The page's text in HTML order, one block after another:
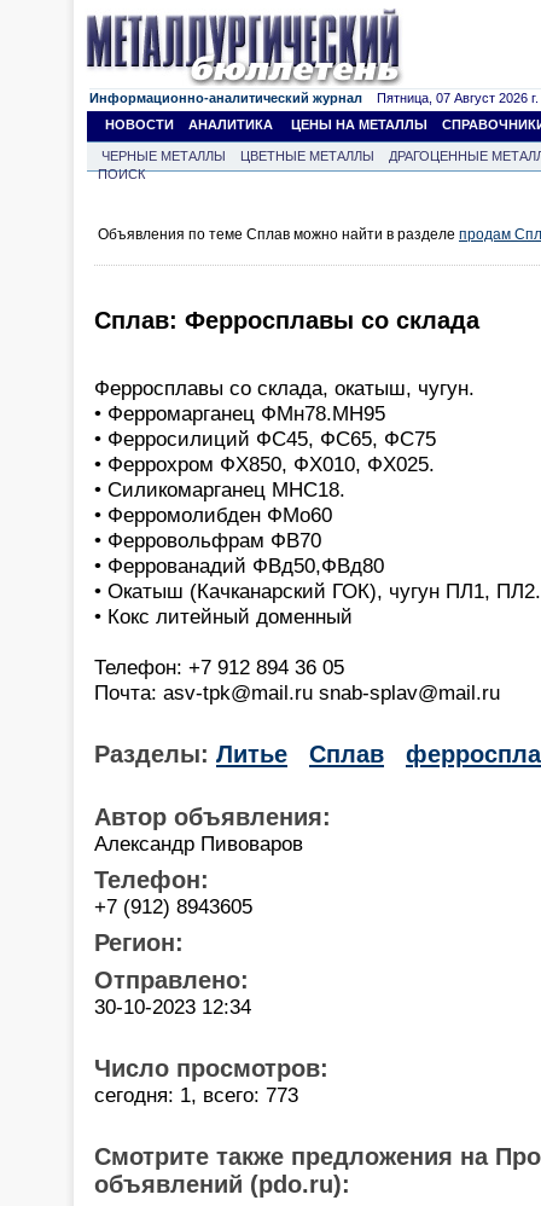
Информационно-аналитический журнал Пятница, 07 Август 2026 г.
НОВОСТИ
АНАЛИТИКА ЦЕНЫ НА МЕТАЛЛЫ
ЧЕРНЫЕ МЕТАЛЛЫ ЦВЕТНЫЕ МЕТАЛЛЫ
ДРАГОЦЕННЫЕ
ПОИСК
Объявления по теме Сплав можно найти в разделе продам
Сплав: Ферросплавы со склада
Ферросплавы со склада, окатыш, чугун.
• Ферромарганец ФМн78.МН95
• Ферросилиций ФС45, ФС65, ФС75
• Феррохром ФХ850, ФХ010, ФХ025.
• Силикомарганец МНС18.
• Ферромолибден ФМо60
• Ферровольфрам ФВ70
• Феррованадий ФВд50,ФВд80
• Окатыш (Качканарский ГОК), чугун ПЛ1, ПЛ2.
• Кокс литейный доменный
Телефон: +7 912 894 36 05
Почта: asv-tpk@mail.ru snab-splav@mail.ru
Разделы: Литье Сплав
Автор объявления:
Александр Пивоваров
Телефон:
+7 (912) 8943605
Регион:
Отправлено:
30-10-2023 12:34
Число просмотров:
сегодня: 1, всего: 773
Смотрите также предложения на
объявлений (pdo.ru):